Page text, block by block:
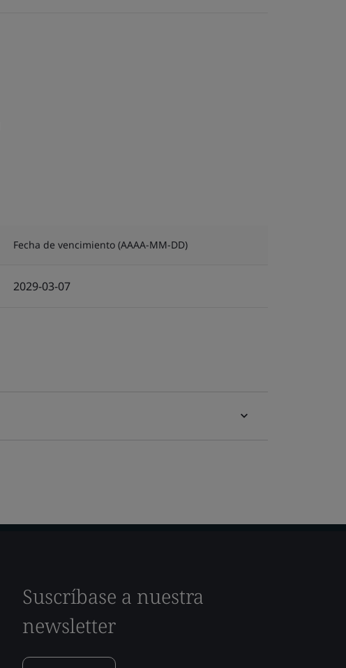
Fecha de vencimiento (AAAA-MM-DD)
2029-03-07
Suscríbase a nuestra
newsletter